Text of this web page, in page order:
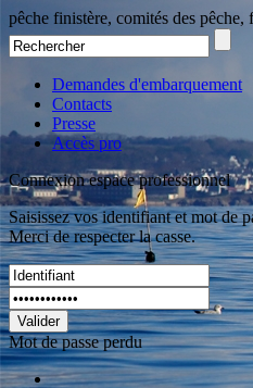
pêche finistère, comités des
Demandes d'embarquement
Contacts
Presse
Accès pro
Connexion espace professionnel
Saisissez vos identifiant et mot de
Merci de respecter la casse.
Valider
Mot de passe perdu